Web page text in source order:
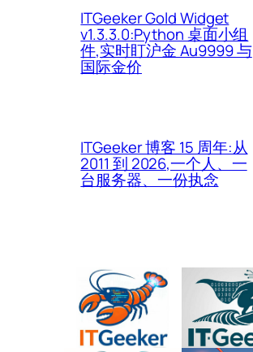
ITGeeker Gold Widget
v1.3.3.0:Python 桌面小组
件,实时盯沪金 Au9999 与
国际金价
ITGeeker 博客 15 周年:从
2011 到 2026,一个人、一
台服务器、一份执念